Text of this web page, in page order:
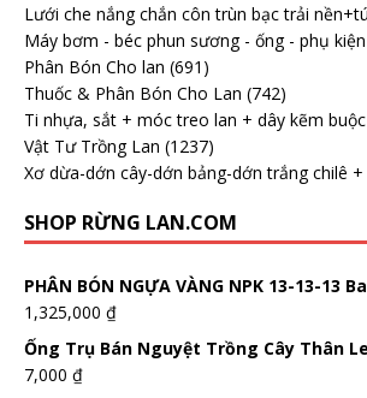
Lưới che nắng chắn côn trùn bạc trải
Máy bơm - béc phun sương - ống - phụ kiện
Phân Bón Cho lan (691)
Thuốc & Phân Bón Cho Lan (742)
Ti nhựa, sắt + móc treo lan + dây kẽm
Vật Tư Trồng Lan (1237)
Xơ dừa-dớn cây-dớn bảng-dớn trắng chilê +
SHOP RỪNG LAN.COM
PHÂN BÓN NGỰA VÀNG NPK 13-13-13
1,325,000 ₫
Ống Trụ Bán Nguyệt Trồng Cây Thân
7,000 ₫